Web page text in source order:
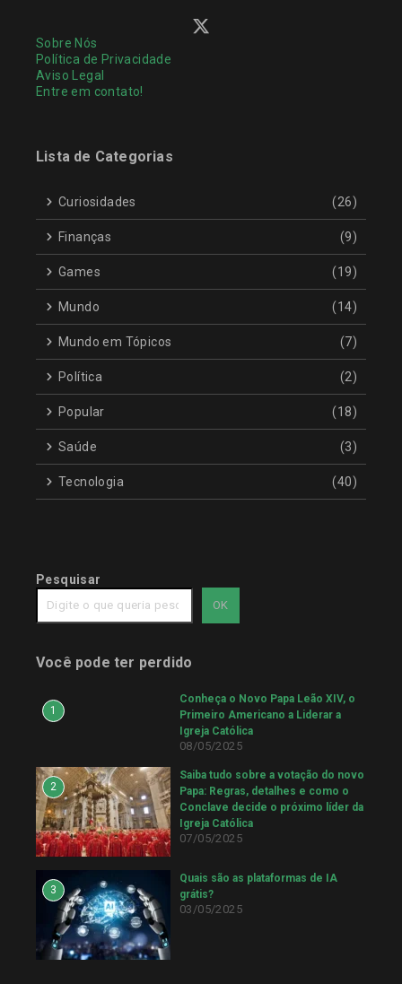
Sobre Nós
Política de Privacidade
Aviso Legal
Entre em contato!
Lista de Categorias
Curiosidades (26)
Finanças (9)
Games (19)
Mundo (14)
Mundo em Tópicos (7)
Política (2)
Popular (18)
Saúde (3)
Tecnologia (40)
Pesquisar
OK
Você pode ter perdido
1
Conheça o Novo Papa Leão XIV, o
Primeiro Americano a Liderar a
Igreja Católica
08/05/2025
2
Saiba tudo sobre a votação do novo
Papa: Regras, detalhes e como o
Conclave decide o próximo líder da
Igreja Católica
07/05/2025
3
Quais são as plataformas de IA
grátis?
03/05/2025